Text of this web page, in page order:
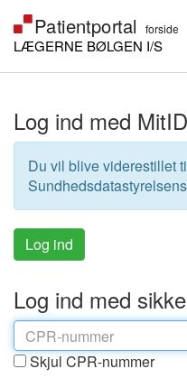
LÆGERNE BØLGEN I/S
Log ind med MitID
Du vil blive viderestillet
Log ind med
Skjul CPR-nummer